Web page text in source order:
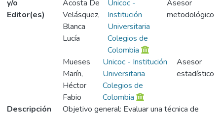
y/o
Editor(es)
Acosta De
Velásquez,
Blanca
Lucía
Unicoc -
Institución
Universitaria
Colegios de
Colombia
Asesor
metodológico
Mueses
Marín,
Héctor
Fabio
Unicoc - Institución
Universitaria
Colegios de
Colombia
Asesor
estadístico
Descripción
Objetivo general: Evaluar una técnica de